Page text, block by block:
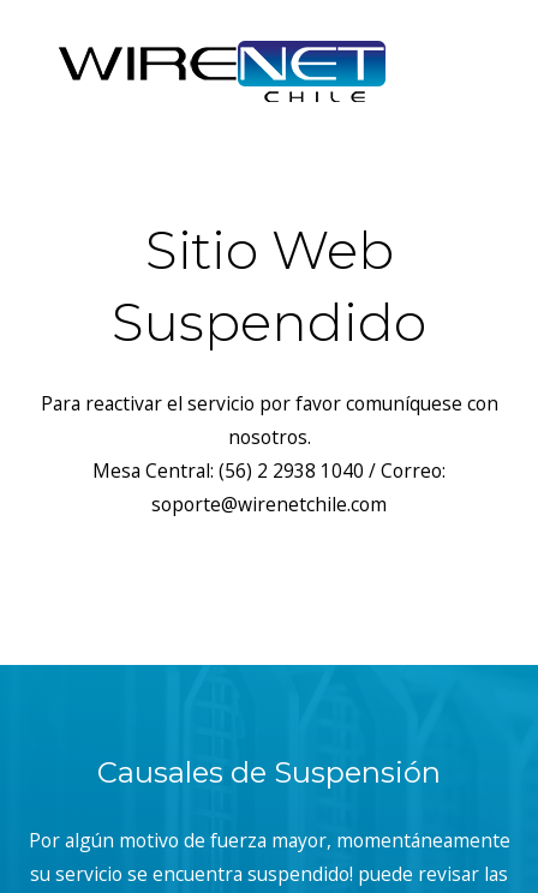
Sitio Web
Suspendido
Para reactivar el servicio por favor comuníquese con
nosotros.
Mesa Central: (56) 2 2938 1040 / Correo:
soporte@wirenetchile.com
Causales de Suspensión
Por algún motivo de fuerza mayor, momentáneamente
su servicio se encuentra suspendido! puede revisar las